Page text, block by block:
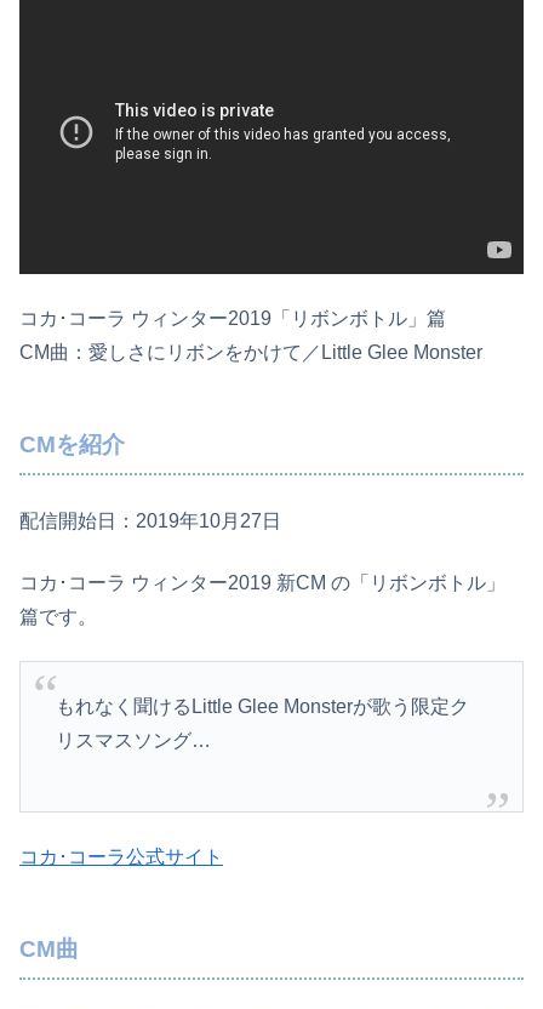
コカ･コーラ ウィンター2019「リボンボトル」篇
CM曲：愛しさにリボンをかけて／Little Glee Monster
CMを紹介
配信開始日：2019年10月27日
コカ･コーラ ウィンター2019 新CM の「リボンボトル」
篇です。
もれなく聞けるLittle Glee Monsterが歌う限定ク
リスマスソング…
コカ･コーラ公式サイト
CM曲